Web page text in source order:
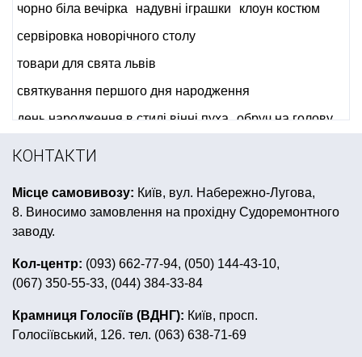
чорно біла вечірка
надувні іграшки
клоун костюм
сервіровка новорічного столу
товари для свята львів
святкування першого дня народження
день народження в стилі вінні пуха обруч на голову
жовто блакитні кульки
фата на дівич вечір
день народження в стилі майнкрафт
кульки день народження
вітання з днем 8 березня листівки
дитячий костюм на хелловін
карнавальні перуки
декор на день народження
ковпак на голову
КОНТАКТИ
Місце самовивозу: Київ, вул. Набережно-Лугова,
8. Виносимо замовлення на прохідну Судоремонтного
заводу.
Кол-центр: (093) 662-77-94, (050) 144-43-10,
(067) 350-55-33, (044) 384-33-84
Крамниця Голосіїв (ВДНГ): Київ, просп.
Голосіївський, 126. тел. (063) 638-71-69